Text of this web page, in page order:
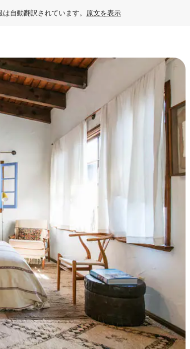
自動翻訳されています。 原文を表示
またはスワイプして検索結果を確認することができます。